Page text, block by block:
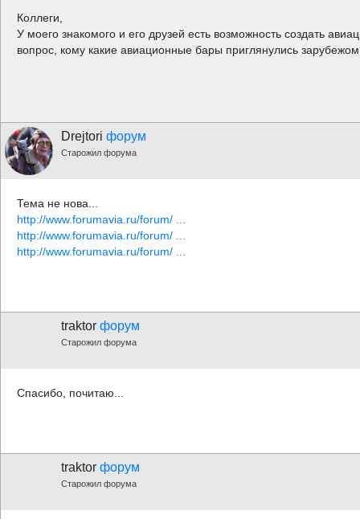
Коллеги,
У моего знакомого и его друзей есть возможность создать
вопрос, кому какие авиационные бары приглянулись
Drejtori форум
Старожил форума
Тема не нова...
http://www.forumavia.ru/forum/ ...
http://www.forumavia.ru/forum/ ...
http://www.forumavia.ru/forum/ ...
traktor форум
Старожил форума
Спасибо, почитаю...
traktor форум
Старожил форума